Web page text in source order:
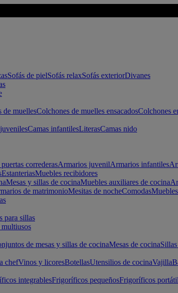
Sofás de pielSofás relaxSofás exteriorDivanes
de muellesColchones de muelles ensacadosColchones
Camas infantilesLiterasCamas nido
correderasArmarios juvenilArmarios infantiles
EstanteriasMuebles recibidores
Mesas y sillas de cocinaMuebles auxiliares de cocina
de matrimonioMesitas de nocheComodas
para sillas
multiusos
de mesas y sillas de cocinaMesas de cocina
chefVinos y licoresBotellasUtensilios de cocinaVajilla
integrablesFrigoríficos pequeñosFrigoríficos